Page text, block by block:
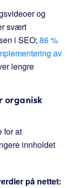
og
svært
i SEO; 86 %
av
lengre
organisk
for at
innholdet
på nettet: